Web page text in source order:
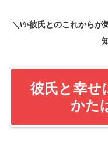
＼\✨彼氏とのこれから
彼氏と幸せ
かた